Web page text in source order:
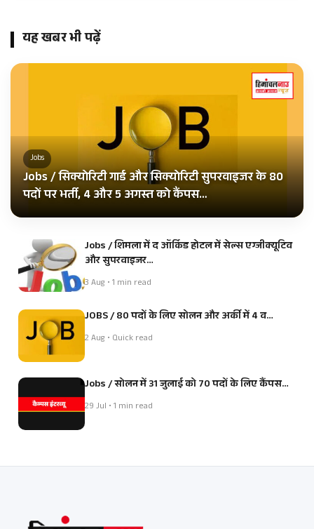
यह खबर भी पढ़ें
Jobs
Jobs / सिक्योरिटी गार्ड और सिक्योरिटी सुपरवाइजर के 80
पदों पर भर्ती, 4 और 5 अगस्त को कैंपस…
Jobs / शिमला में द ऑर्किड होटल में सेल्स एग्जीक्यूटिव
और सुपरवाइजर…
3 Aug • 1 min read
JOBS / 80 पदों के लिए सोलन और अर्की में 4 व…
2 Aug • Quick read
Jobs / सोलन में 31 जुलाई को 70 पदों के लिए कैंपस…
29 Jul • 1 min read